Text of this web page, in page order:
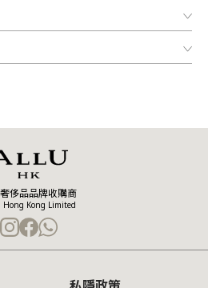
侈品品牌收購商
Hong Kong Limited